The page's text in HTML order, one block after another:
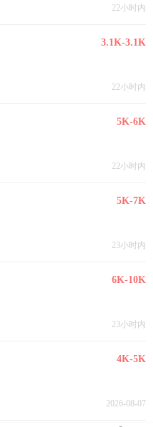
22小时内
3.1K-3.1K
22小时内
5K-6K
22小时内
5K-7K
23小时内
6K-10K
23小时内
4K-5K
2026-08-07